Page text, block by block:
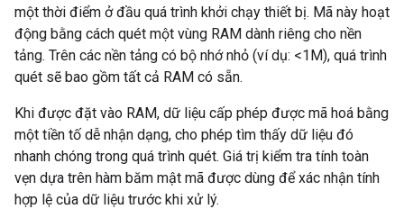
một thời điểm ở đầu quá trình khởi chạy thiết bị. Mã này hoạt
động bằng cách quét một vùng RAM dành riêng cho nền
tảng. Trên các nền tảng có bộ nhớ nhỏ (ví dụ: <1M), quá trình
quét sẽ bao gồm tất cả RAM có sẵn.
Khi được đặt vào RAM, dữ liệu cấp phép được mã hoá bằng
một tiền tố dễ nhận dạng, cho phép tìm thấy dữ liệu đó
nhanh chóng trong quá trình quét. Giá trị kiểm tra tính toàn
vẹn dựa trên hàm băm mật mã được dùng để xác nhận tính
hợp lệ của dữ liệu trước khi xử lý.